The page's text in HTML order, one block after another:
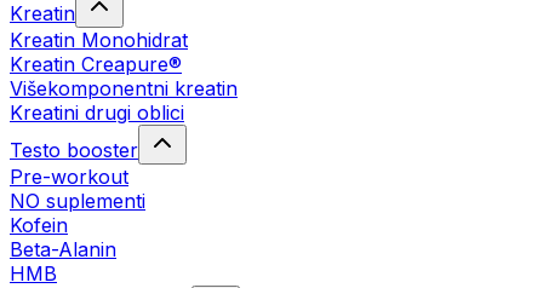
Kreatin
Kreatin Monohidrat
Kreatin Creapure®
Višekomponentni kreatin
Kreatini drugi oblici
Testo booster
Pre-workout
NO suplementi
Kofein
Beta-Alanin
HMB